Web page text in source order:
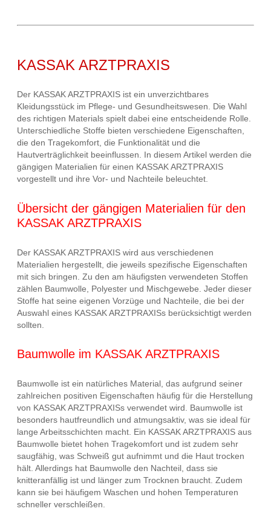
KASSAK ARZTPRAXIS
Der KASSAK ARZTPRAXIS ist ein unverzichtbares
Kleidungsstück im Pflege- und Gesundheitswesen. Die Wahl
des richtigen Materials spielt dabei eine entscheidende Rolle.
Unterschiedliche Stoffe bieten verschiedene Eigenschaften,
die den Tragekomfort, die Funktionalität und die
Hautverträglichkeit beeinflussen. In diesem Artikel werden die
gängigen Materialien für einen KASSAK ARZTPRAXIS
vorgestellt und ihre Vor- und Nachteile beleuchtet.
Übersicht der gängigen Materialien für den
KASSAK ARZTPRAXIS
Der KASSAK ARZTPRAXIS wird aus verschiedenen
Materialien hergestellt, die jeweils spezifische Eigenschaften
mit sich bringen. Zu den am häufigsten verwendeten Stoffen
zählen Baumwolle, Polyester und Mischgewebe. Jeder dieser
Stoffe hat seine eigenen Vorzüge und Nachteile, die bei der
Auswahl eines KASSAK ARZTPRAXISs berücksichtigt werden
sollten.
Baumwolle im KASSAK ARZTPRAXIS
Baumwolle ist ein natürliches Material, das aufgrund seiner
zahlreichen positiven Eigenschaften häufig für die Herstellung
von KASSAK ARZTPRAXISs verwendet wird. Baumwolle ist
besonders hautfreundlich und atmungsaktiv, was sie ideal für
lange Arbeitsschichten macht. Ein KASSAK ARZTPRAXIS aus
Baumwolle bietet hohen Tragekomfort und ist zudem sehr
saugfähig, was Schweiß gut aufnimmt und die Haut trocken
hält. Allerdings hat Baumwolle den Nachteil, dass sie
knitteranfällig ist und länger zum Trocknen braucht. Zudem
kann sie bei häufigem Waschen und hohen Temperaturen
schneller verschleißen.